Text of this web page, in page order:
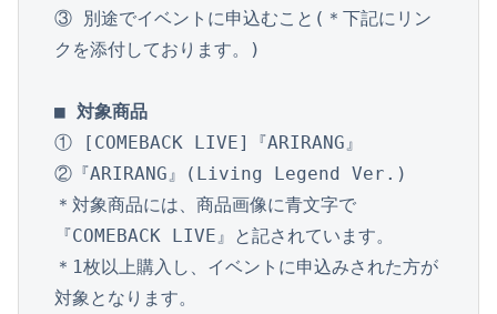
③ 別途でイベントに申込むこと(＊下記にリン
クを添付しております。)
■ 対象商品
① [COMEBACK LIVE]『ARIRANG』
②『ARIRANG』(Living Legend Ver.)
＊対象商品には、商品画像に青文字で
『COMEBACK LIVE』と記されています。
＊1枚以上購入し、イベントに申込みされた方が
対象となります。